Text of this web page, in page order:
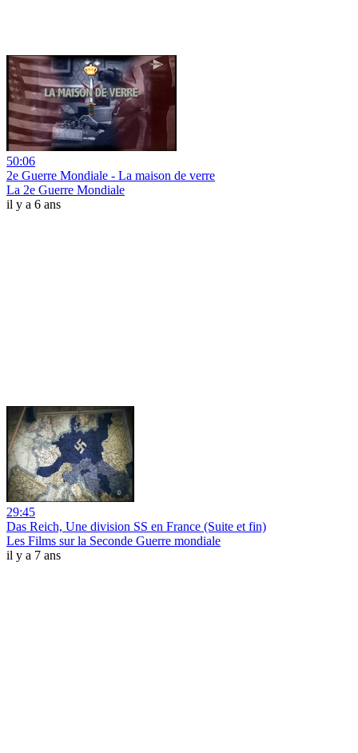
50:06
2e Guerre Mondiale - La maison de verre
La 2e Guerre Mondiale
il y a 6 ans
29:45
Das Reich, Une division SS en France (Suite et fin)
Les Films sur la Seconde Guerre mondiale
il y a 7 ans